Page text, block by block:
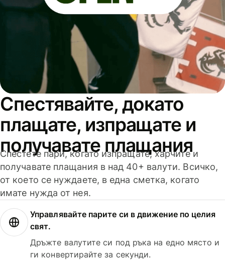
Спестявайте, докато
плащате, изпращате и
получавате плащания
Спестете пари, когато изпращате, харчите и
получавате плащания в над 40+ валути. Всичко,
от което се нуждаете, в една сметка, когато
имате нужда от нея.
Управлявайте парите си в движение по целия
свят.
Дръжте валутите си под ръка на едно място и
ги конвертирайте за секунди.